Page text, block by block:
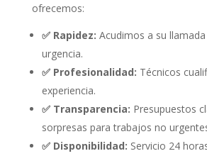
ofrecemos:
✅ Rapidez: Acudimos a su
urgencia.
✅ Profesionalidad: Técnicos
experiencia.
✅ Transparencia: Presupuestos
sorpresas para trabajos no
✅ Disponibilidad: Servicio 24